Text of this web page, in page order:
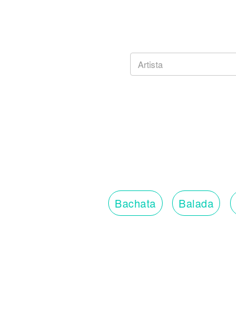
Bachata Balada